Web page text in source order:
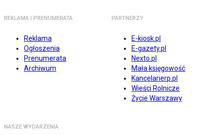
REKLAMA I PRENUMERATA
Reklama
Ogłoszenia
Prenumerata
Archiwum
PARTNERZY
E-kiosk.pl
E-gazety.pl
Nexto.pl
Mała księgowość
Kancelarierp.pl
Wieści Rolnicze
Życie Warszawy
NASZE WYDARZENIA